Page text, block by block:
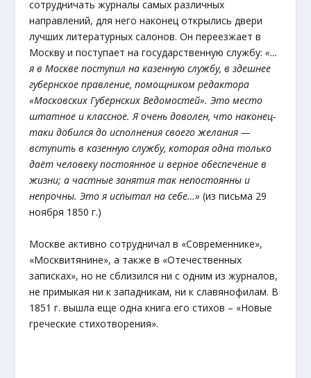
сотрудничать журналы самых различных
направлений, для него наконец открылись двери
лучших литературных салонов. Он переезжает в
Москву и поступает на государственную службу:«…
я в Москве поступил на казенную службу, в здешнее
губернское правление, помощником редактора
«Московских Губернских Ведомостей». Это место
штатное и классное. Я очень доволен, что наконец-
таки добился до исполнения своего желания —
вступить в казенную службу, которая одна только
даёт человеку постоянное и верное обеспечение в
жизни; а частные занятия так непостоянны и
непрочны. Это я испытал на себе…»(из письма 29
ноября 1850 г.)
Москве активно сотрудничал в «Современнике»,
«Москвитянине», а также в «Отечественных
записках», но не сблизился ни с одним из журналов,
не примыкая ни к западникам, ни к славянофилам. В
1851 г. вышла еще одна книга его стихов – «Новые
греческие стихотворения».